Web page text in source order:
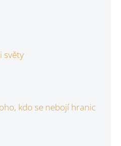
světy
kdo se nebojí hranic